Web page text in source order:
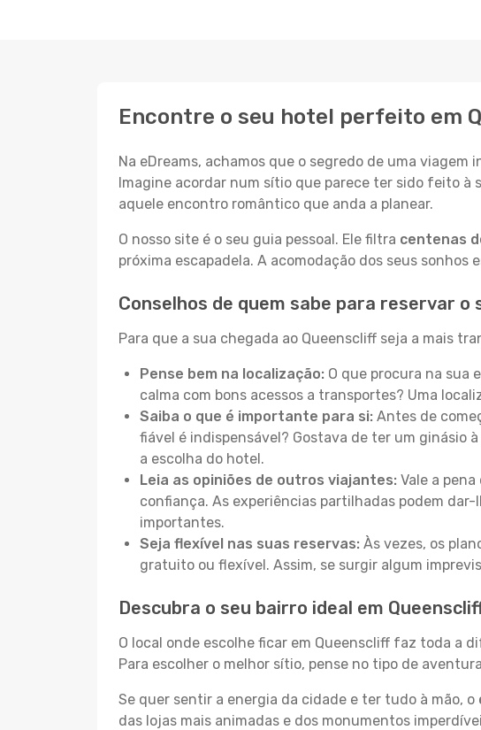
Encontre o seu hotel perfeito em
Na eDreams, achamos que o segredo de uma
Imagine acordar num sítio que parece ter sido feito à
aquele encontro romântico que anda a planear.
O nosso site é o seu guia pessoal. Ele filtra centenas
próxima escapadela. A acomodação dos seus sonhos
Conselhos de quem sabe para reservar
Para que a sua chegada ao Queenscliff seja a mais
Pense bem na localização: O que procura na sua
calma com bons acessos a transportes? Uma
Saiba o que é importante para si: Antes de
fiável é indispensável? Gostava de ter um ginásio
a escolha do hotel.
Leia as opiniões de outros viajantes: Vale a
confiança. As experiências partilhadas podem
importantes.
Seja flexível nas suas reservas: Às vezes, os
gratuito ou flexível. Assim, se surgir algum
Descubra o seu bairro ideal em
O local onde escolhe ficar em Queenscliff faz toda a
Para escolher o melhor sítio, pense no tipo de
Se quer sentir a energia da cidade e ter tudo à mão, o
das lojas mais animadas e dos monumentos